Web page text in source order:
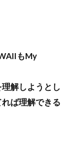
もMy
解しようとし
ば理解できる